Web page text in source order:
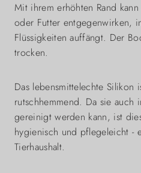
Mit ihrem erhöhten Rand
oder Futter entgegenwirken,
Flüssigkeiten auffängt. Der
trocken.
Das lebensmittelechte Silikon
rutschhemmend. Da sie auch
gereinigt werden kann, ist
hygienisch und pflegeleicht -
Tierhaushalt.